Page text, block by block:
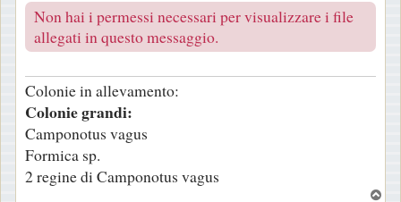
o
Non hai i permessi necessari per visualizzare i file
allegati in questo messaggio.
Colonie in allevamento:
Colonie grandi:
Camponotus vagus
Formica sp.
2 regine di Camponotus vagus